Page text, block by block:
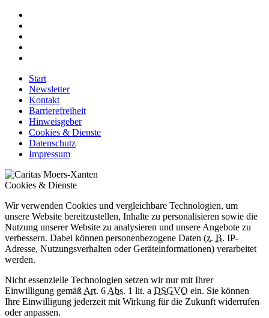
Start
Newsletter
Kontakt
Barrierefreiheit
Hinweisgeber
Cookies & Dienste
Datenschutz
Impressum
Cookies & Dienste
Wir verwenden Cookies und vergleichbare Technologien, um
unsere Website bereitzustellen, Inhalte zu personalisieren sowie die
Nutzung unserer Website zu analysieren und unsere Angebote zu
verbessern. Dabei können personenbezogene Daten (z. B. IP-
Adresse, Nutzungsverhalten oder Geräteinformationen) verarbeitet
werden.
Nicht essenzielle Technologien setzen wir nur mit Ihrer
Einwilligung gemäß Art. 6 Abs. 1 lit. a DSGVO ein. Sie können
Ihre Einwilligung jederzeit mit Wirkung für die Zukunft widerrufen
oder anpassen.